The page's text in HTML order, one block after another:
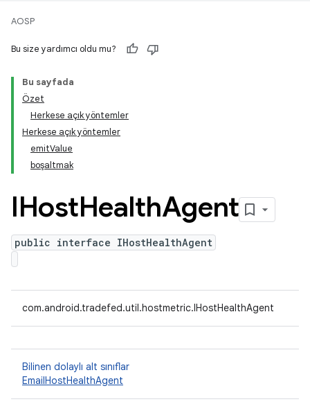
AOSP
Bu size yardımcı oldu mu?
Bu sayfada
Özet
Herkese açık yöntemler
Herkese açık yöntemler
emitValue
boşaltmak
IHostHealthAgent
public interface IHostHealthAgent
com.android.tradefed.util.hostmetric.IHostHealthAgent
Bilinen dolaylı alt sınıflar
EmailHostHealthAgent